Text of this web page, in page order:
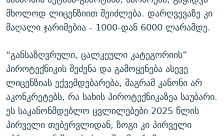
მხოლოდ ლიცენზიით შეიძლება. დარღვევაზე კი
მაღალი ჯარიმებია - 1000-დან 6000 ლარამდე.
“განსაზღვრული, ცალკეული კატეგორიის”
პიროტექნიკის შეძენა და გამოყენება ასევე
ლიცენზიას ექვემდებარება, მაგრამ კანონი არ
აკონკრეტებს, რა სახის პიროტექნიკაზეა საუბარი.
ეს საკანონმდებლო ცვლილებები 2025 წლის
პირველი თებერვლიდან, ზოგი კი პირველი